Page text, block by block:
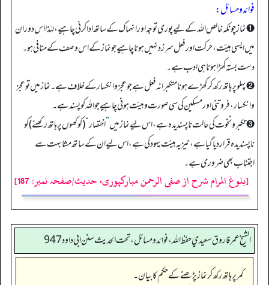
فوائد و مسائل:
➊ نماز چونکہ خالص اللہ کے لیے پوری توجہ اور انہماک کے ساتھ ادا کرنی چاہیے، لہٰذا اس دوران
میں ایسی ہیئت، حرکت اور فعل سرزد نہیں ہونا چاہیے جو نماز کے اس وصف کے منافی ہو۔
دست بستہ کھڑا ہونا ہی ادب ہے۔
➋ پہلو پر ہاتھ رکھ کر کھڑے ہونا متکبرانہ فعل ہے جو عجز و انکسار کے خلاف ہے۔ نماز میں تو عجز
و انکسار، فروتنی اور مسکین کی سی صورت وہیئت ہونی چاہیے جو اللہ کو پسند ہے۔
➌ تکبر و نخوت کی حالت ناپسندیدہ ہے، اس لیے نماز میں”اختصار“(کوکھوں پر ہاتھ رکھنے) کو
ناپسندیدہ قرار دیا گیا ہے، نیز یہ ہیئت یہود کی ہے، اس لیے ان کے ساتھ مشابہت سے
اجتناب بھی ضروری ہے۔
[بلوغ المرام شرح از صفی الرحمن مبارکپوری، حدیث/صفحہ نمبر: 187]
الشيخ عمر فاروق سعيدي حفظ الله، فوائد و مسائل، تحت الحديث سنن ابي داود 947
کمر پر ہاتھ رکھ کر نماز پڑھنے کے حکم کا بیان۔